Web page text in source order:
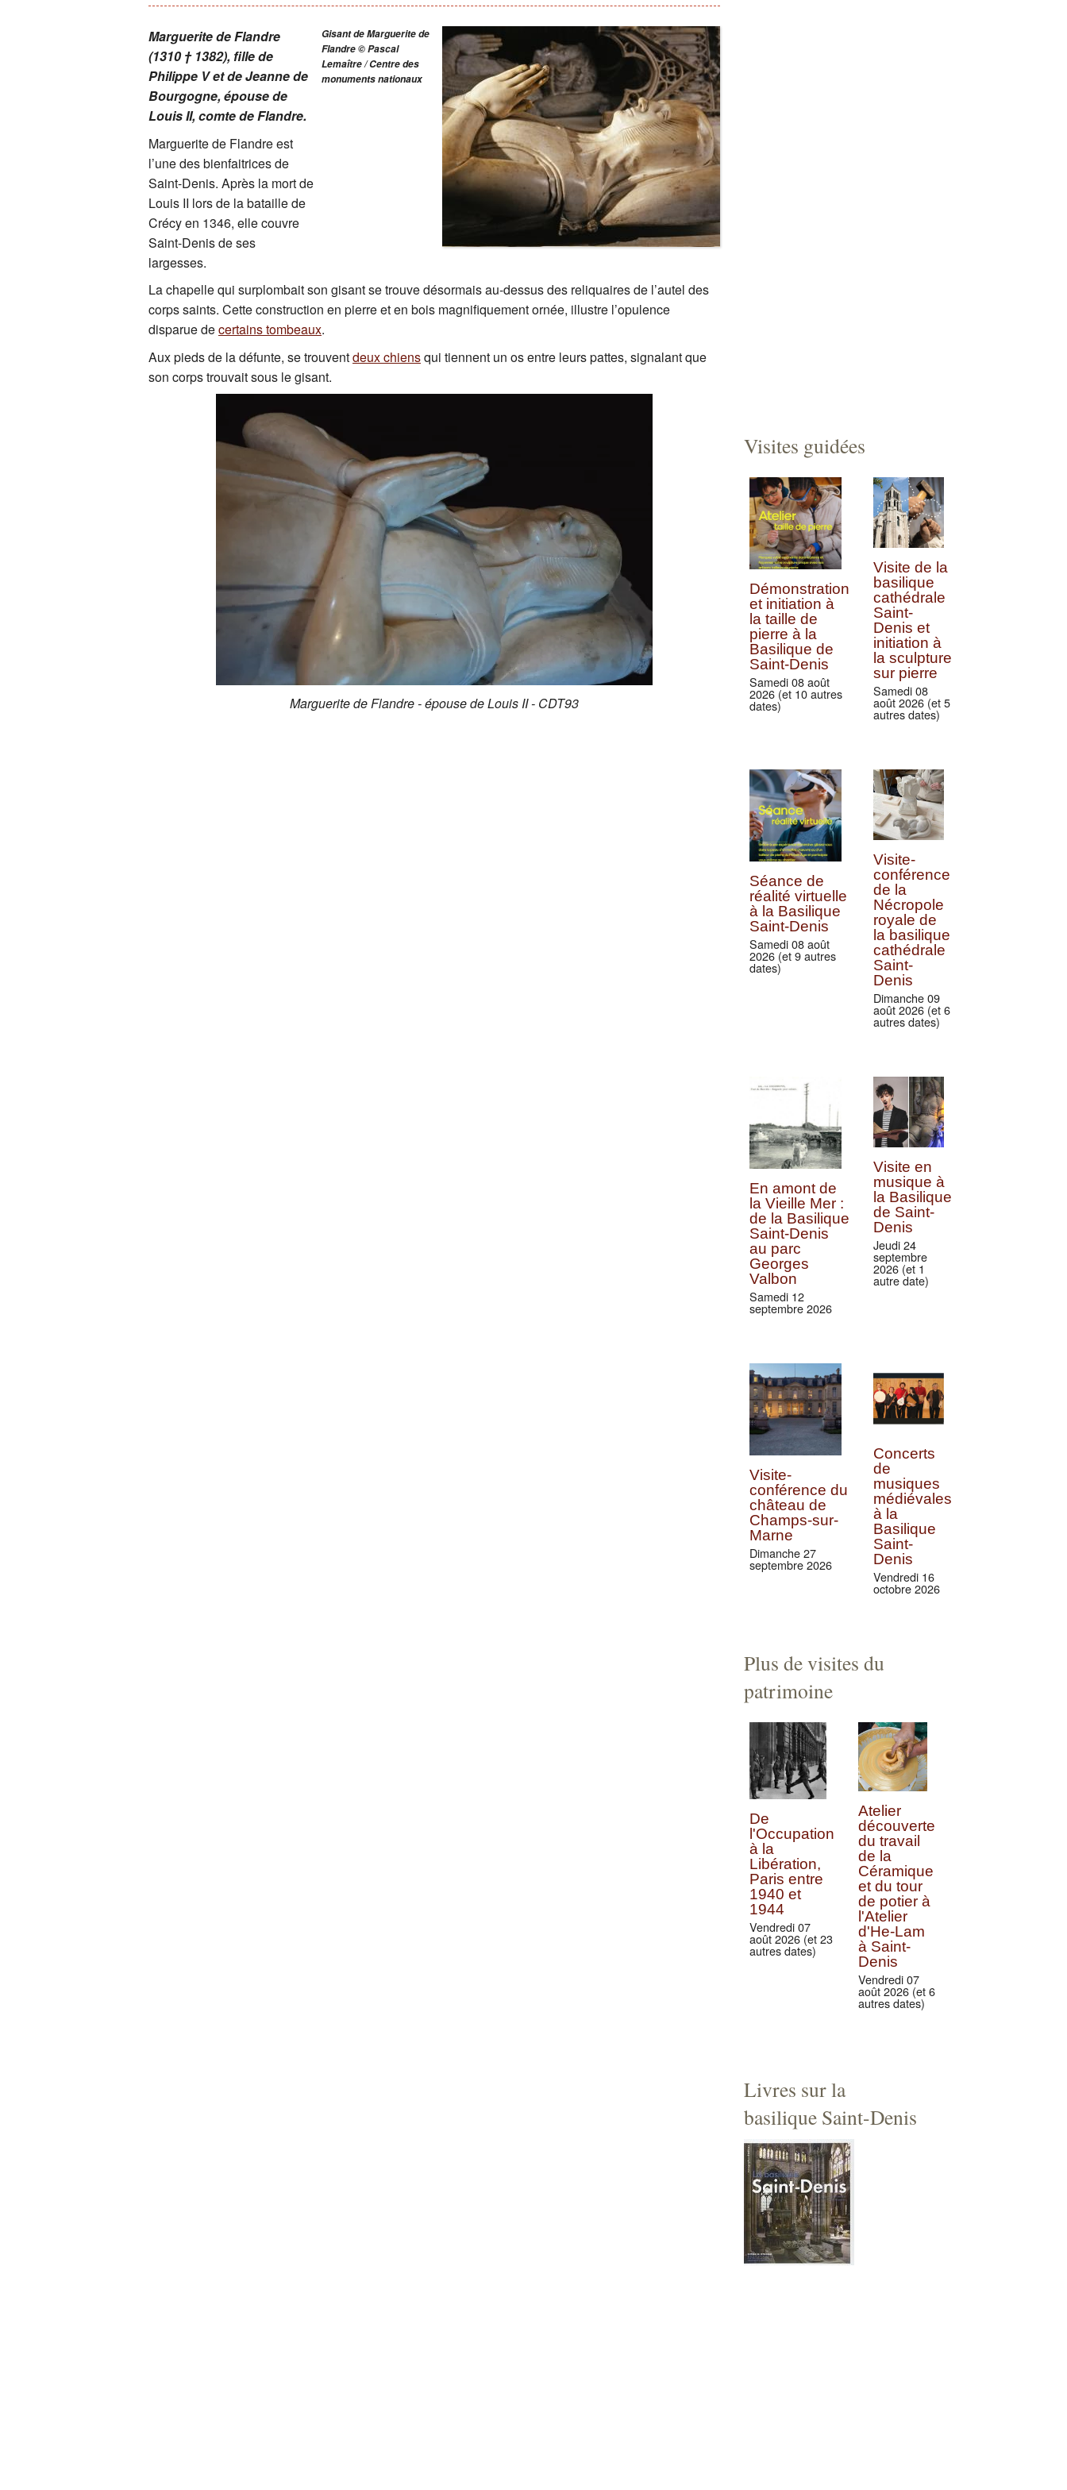
Les incontournables
saint Denis
Une nécropole royale
Orgue de la basilique-cathédrale
Lexique de la Basilique Saint-Denis
Bibliographie
Dossier de presse
Activités pédagogiques
Tournages
Festival
Basilique sensorielleNapoléon 1er et la restauration
Jacques-Guillaume Legrand
La tour nord
François Debret
Viollet-le-Duc
Façade occidentale et horloge
Gisant de Marguerite de
Flandre © Pascal
Lemaître / Centre des
monuments nationaux
Marguerite de Flandre
(1310 † 1382), fille de
Philippe V et de Jeanne de
Bourgogne, épouse de
Louis II, comte de Flandre.
Marguerite de Flandre est
l’une des bienfaitrices de
Saint-Denis. Après la mort de
Louis II lors de la bataille de
Crécy en 1346, elle couvre
Saint-Denis de ses
largesses.
La chapelle qui surplombait son gisant se trouve désormais au-dessus des reliquaires de l’autel des
corps saints. Cette construction en pierre et en bois magnifiquement ornée, illustre l’opulence
disparue decertains tombeaux.
Aux pieds de la défunte, se trouventdeux chiensqui tiennent un os entre leurs pattes, signalant que
son corps trouvait sous le gisant.
Marguerite de Flandre - épouse de Louis II - CDT93
Visites guidées
Démonstration
et initiation à
la taille de
pierre à la
Basilique de
Saint-Denis
Samedi 08 août
2026 (et 10 autres
dates)
Visite de la
basilique
cathédrale
Saint-
Denis et
initiation à
la sculpture
sur pierre
Samedi 08
août 2026 (et 5
autres dates)
Séance de
réalité virtuelle
à la Basilique
Saint-Denis
Samedi 08 août
2026 (et 9 autres
dates)
Visite-
conférence
de la
Nécropole
royale de
la basilique
cathédrale
Saint-
Denis
Dimanche 09
août 2026 (et 6
autres dates)
En amont de
la Vieille Mer :
de la Basilique
Saint-Denis
au parc
Georges
Valbon
Samedi 12
septembre 2026
Visite en
musique à
la Basilique
de Saint-
Denis
Jeudi 24
septembre
2026 (et 1
autre date)
Visite-
conférence du
château de
Champs-sur-
Marne
Dimanche 27
septembre 2026
Concerts
de
musiques
médiévales
à la
Basilique
Saint-
Denis
Vendredi 16
octobre 2026
Plus de visites du
patrimoine
De
l'Occupation
à la
Libération,
Paris entre
1940 et
1944
Vendredi 07
août 2026 (et 23
autres dates)
Atelier
découverte
du travail
de la
Céramique
et du tour
de potier à
l'Atelier
d'He-Lam
à Saint-
Denis
Vendredi 07
août 2026 (et 6
autres dates)
Livres sur la
basilique Saint-Denis